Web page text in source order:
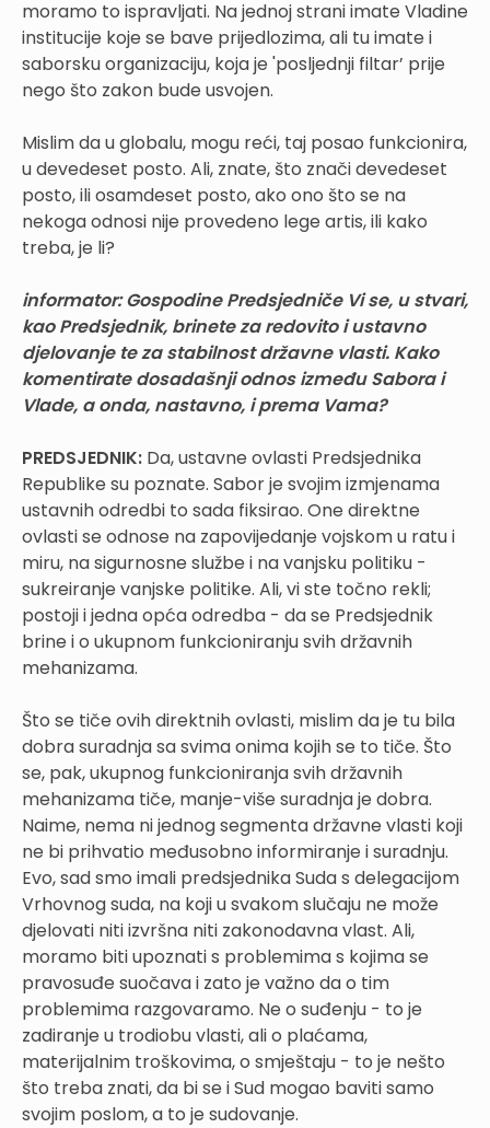
moramo to ispravljati. Na jednoj strani imate Vladine
institucije koje se bave prijedlozima, ali tu imate i
saborsku organizaciju, koja je 'posljednji filtar’ prije
nego što zakon bude usvojen.
Mislim da u globalu, mogu reći, taj posao funkcionira,
u devedeset posto. Ali, znate, što znači devedeset
posto, ili osamdeset posto, ako ono što se na
nekoga odnosi nije provedeno lege artis, ili kako
treba, je li?
informator:Gospodine Predsjedniče Vi se, u stvari,
kao Predsjednik, brinete za redovito i ustavno
djelovanje te za stabilnost državne vlasti. Kako
komentirate dosadašnji odnos između Sabora i
Vlade, a onda, nastavno, i prema Vama?
PREDSJEDNIK: Da, ustavne ovlasti Predsjednika
Republike su poznate. Sabor je svojim izmjenama
ustavnih odredbi to sada fiksirao. One direktne
ovlasti se odnose na zapovijedanje vojskom u ratu i
miru, na sigurnosne službe i na vanjsku politiku -
sukreiranje vanjske politike. Ali, vi ste točno rekli;
postoji i jedna opća odredba - da se Predsjednik
brine i o ukupnom funkcioniranju svih državnih
mehanizama.
Što se tiče ovih direktnih ovlasti, mislim da je tu bila
dobra suradnja sa svima onima kojih se to tiče. Što
se, pak, ukupnog funkcioniranja svih državnih
mehanizama tiče, manje-više suradnja je dobra.
Naime, nema ni jednog segmenta državne vlasti koji
ne bi prihvatio međusobno informiranje i suradnju.
Evo, sad smo imali predsjednika Suda s delegacijom
Vrhovnog suda, na koji u svakom slučaju ne može
djelovati niti izvršna niti zakonodavna vlast. Ali,
moramo biti upoznati s problemima s kojima se
pravosuđe suočava i zato je važno da o tim
problemima razgovaramo. Ne o suđenju - to je
zadiranje u trodiobu vlasti, ali o plaćama,
materijalnim troškovima, o smještaju - to je nešto
što treba znati, da bi se i Sud mogao baviti samo
svojim poslom, a to je sudovanje.